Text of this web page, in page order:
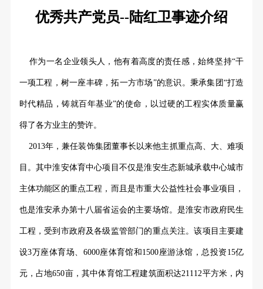
优秀共产党员--陆红卫事迹介绍
作为一名企业领头人，他有着高度的责任感，始终坚持“干
一项工程，树一座丰碑，拓一方市场”的意识。秉承集团“打造
时代精品，铸就百年基业”的使命，以过硬的工程实体质量赢
得了各方业主的赞许。
2013年，兼任装饰集团董事长以来他主抓重点高、大、难项
目。其中淮安体育中心项目不仅是淮安生态新城承载中心城市
主体功能区的重点工程，而且是市重大公益性社会事业项目，
也是淮安承办第十八届省运会的主要场馆。是淮安市政府民生
工程，受到市政府及各级监管部门的重点关注。该项目主要建
设3万座体育场、6000座体育馆和1500座游泳馆，总投资15亿
元，占地650亩，其中体育馆工程建筑面积达21112平方米，内